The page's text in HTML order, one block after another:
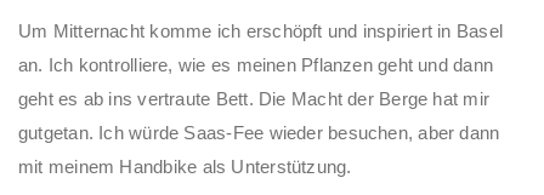
Um Mitternacht komme ich erschöpft und inspiriert in Basel
an. Ich kontrolliere, wie es meinen Pflanzen geht und dann
geht es ab ins vertraute Bett. Die Macht der Berge hat mir
gutgetan. Ich würde Saas-Fee wieder besuchen, aber dann
mit meinem Handbike als Unterstützung.